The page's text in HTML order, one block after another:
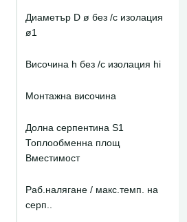
Диаметър D ø без /с изолация
ø1
Височина h без /с изолация hi
Монтажна височина
Долна серпентина S1
Топлообменна площ
Вместимост
Раб.налягане / макс.темп. на
серп..